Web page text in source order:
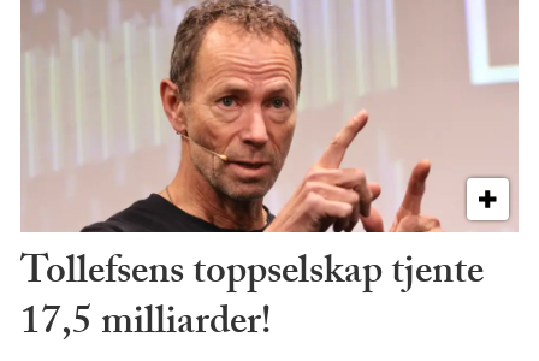
Tollefsens toppselskap tjente
17,5 milliarder!